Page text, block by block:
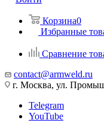
Корзина0
Избранные
Сравнение
contact@armweld.ru
г. Москва, ул.
Telegram
YouTube